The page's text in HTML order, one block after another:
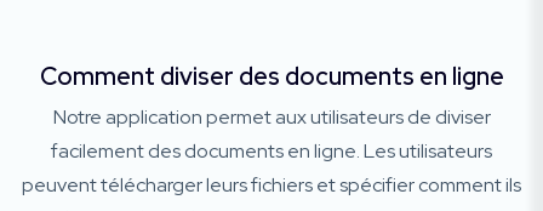
Comment diviser des documents en ligne
Notre application permet aux utilisateurs de diviser
facilement des documents en ligne. Les utilisateurs
peuvent télécharger leurs fichiers et spécifier comment ils